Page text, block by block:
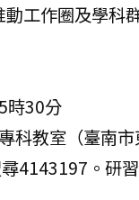
工作圈及學科
時30分
教室（臺南市
4143197。研